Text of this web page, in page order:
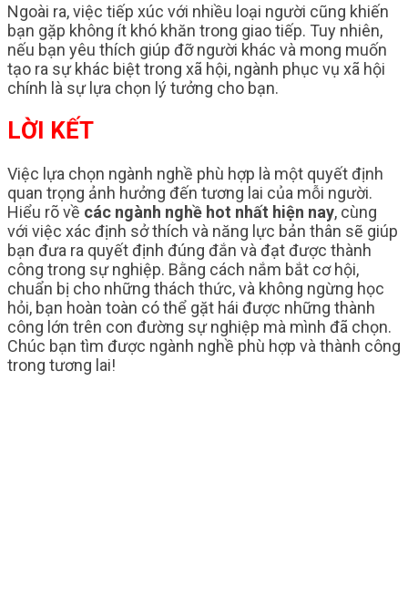
Ngoài ra, việc tiếp xúc với nhiều loại người cũng khiến
bạn gặp không ít khó khăn trong giao tiếp. Tuy nhiên,
nếu bạn yêu thích giúp đỡ người khác và mong muốn
tạo ra sự khác biệt trong xã hội, ngành phục vụ xã hội
chính là sự lựa chọn lý tưởng cho bạn.
LỜI KẾT
Việc lựa chọn ngành nghề phù hợp là một quyết định
quan trọng ảnh hưởng đến tương lai của mỗi người.
Hiểu rõ về các ngành nghề hot nhất hiện nay, cùng
với việc xác định sở thích và năng lực bản thân sẽ giúp
bạn đưa ra quyết định đúng đắn và đạt được thành
công trong sự nghiệp. Bằng cách nắm bắt cơ hội,
chuẩn bị cho những thách thức, và không ngừng học
hỏi, bạn hoàn toàn có thể gặt hái được những thành
công lớn trên con đường sự nghiệp mà mình đã chọn.
Chúc bạn tìm được ngành nghề phù hợp và thành công
trong tương lai!